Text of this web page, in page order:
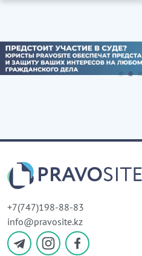
+7(747)198-88-83
info@pravosite.kz